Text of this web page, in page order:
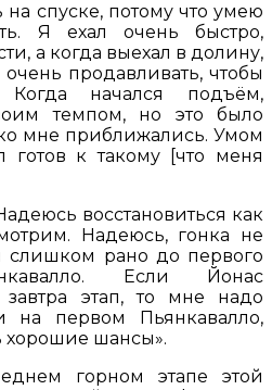
спуске, потому что умею
Я ехал очень быстро,
а когда выехал в долину,
продавливать, чтобы
Когда начался подъём,
темпом, но это было
мне приближались. Умом
к такому [что меня
восстановиться как
Надеюсь, гонка не
слишком рано до первого
Если Йонас
завтра этап, то мне надо
на первом Пьянкавалло,
хорошие шансы».
горном этапе этой